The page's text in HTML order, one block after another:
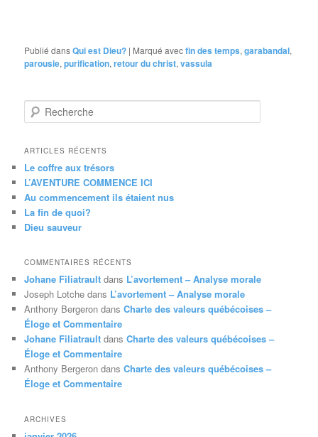
Publié dansQui est Dieu? | Marqué avecfin des temps,garabandal,
parousie,purification,retour du christ,vassula
e
h
r
c
h
e
ARTICLES RÉCENTS
Le coffre aux trésors
L’AVENTURE COMMENCE ICI
Au commencement ils étaient nus
La fin de quoi?
Dieu sauveur
COMMENTAIRES RÉCENTS
Johane Filiatrault dans L’avortement – Analyse morale
Joseph Lotche dans L’avortement – Analyse morale
Anthony Bergeron dansCharte des valeurs québécoises –
Éloge et Commentaire
Johane Filiatrault dansCharte des valeurs québécoises –
Éloge et Commentaire
Anthony Bergeron dansCharte des valeurs québécoises –
Éloge et Commentaire
ARCHIVES